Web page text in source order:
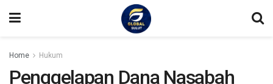
Home Hukum
Penggelapan Dana Nasabah